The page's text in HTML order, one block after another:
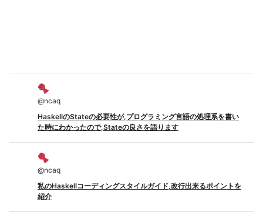
@ncaq
HaskellのStateの必要性が,プログラミング言語の処理系を書い
た時にわかったので,Stateの良さを語ります
@ncaq
私のHaskellコーディングスタイルガイド,改行出来るポイントを
紹介